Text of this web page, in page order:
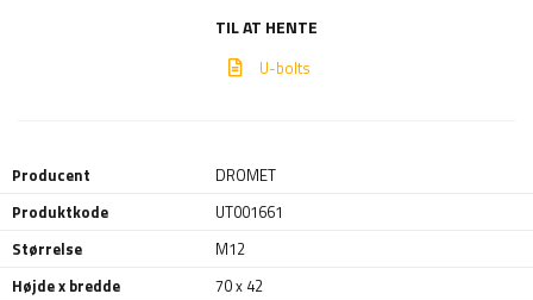
TIL AT HENTE
U-bolts
Producent
DROMET
Produktkode
UT001661
Størrelse
M12
Højde x bredde
70 x 42